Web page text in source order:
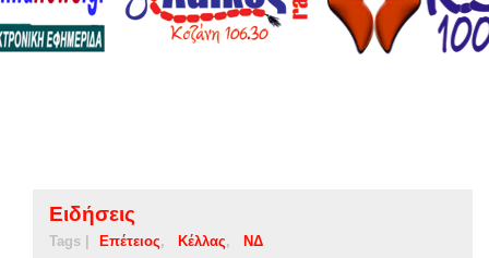
Ειδήσεις
Tags | Επέτειος Κέλλας ΝΔ